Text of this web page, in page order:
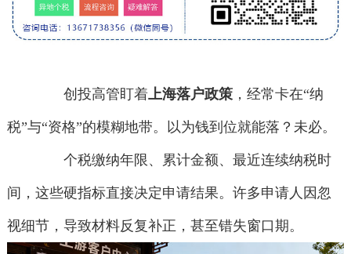
创投高管盯着上海落户政策 ，经常卡在“纳
税”与“资格”的模糊地带。以为钱到位就能落？未必。
个税缴纳年限、累计金额、最近连续纳税时
间，这些硬指标直接决定申请结果。许多申请人因忽
视细节，导致材料反复补正，甚至错失窗口期。